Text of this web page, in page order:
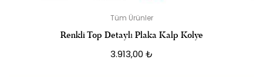
Tüm Ürünler
Renkli Top Detaylı Plaka Kalp Kolye
3.913,00 ₺